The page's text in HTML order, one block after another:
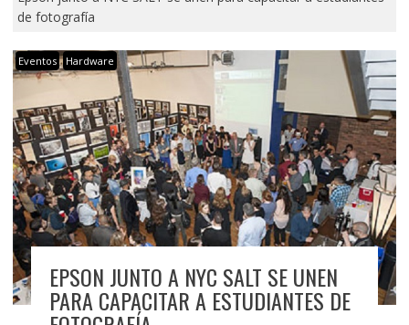
de fotografía
Eventos Hardware
EPSON JUNTO A NYC SALT SE UNEN
PARA CAPACITAR A ESTUDIANTES DE